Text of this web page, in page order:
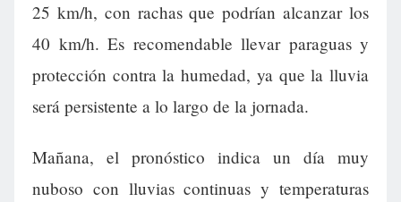
25 km/h, con rachas que podrían alcanzar los
40 km/h. Es recomendable llevar paraguas y
protección contra la humedad, ya que la lluvia
será persistente a lo largo de la jornada.
Mañana, el pronóstico indica un día muy
nuboso con lluvias continuas y temperaturas